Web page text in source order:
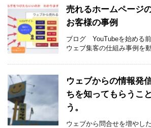
売れるホームページ
お客様の事例
ブログ YouTubeを始める
ウェブ集客の仕組み事例を動
ウェブからの情報発
ちを知ってもらうこ
う。
ウェブから問合せを増や